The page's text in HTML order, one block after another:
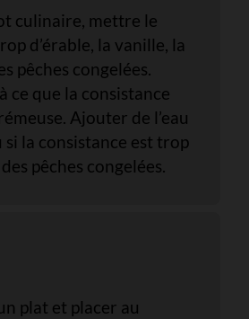
culinaire, mettre le
d’érable, la vanille, la
pêches congelées.
ce que la consistance
Ajouter de l’eau
si la consistance est trop
pêches congelées.
plat et placer au